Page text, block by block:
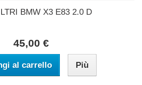
BMW X3 E83 2.0 D
45,00 €
al carrello Più